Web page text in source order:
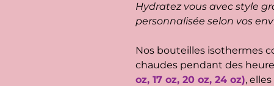
Hydratez vous avec style
personnalisée selon vos
Nos bouteilles isothermes
chaudes pendant des
oz, 17 oz, 20 oz, 24 oz),